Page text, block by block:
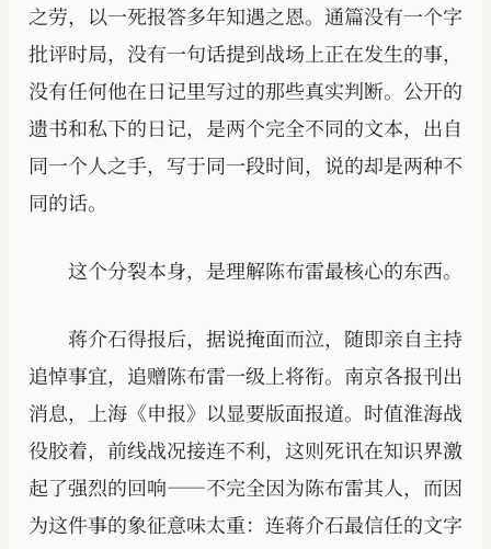
之劳，以一死报答多年知遇之恩。通篇没有一个字
批评时局，没有一句话提到战场上正在发生的事，
没有任何他在日记里写过的那些真实判断。公开的
遗书和私下的日记，是两个完全不同的文本，出自
同一个人之手，写于同一段时间，说的却是两种不
同的话。
这个分裂本身，是理解陈布雷最核心的东西。
蒋介石得报后，据说掩面而泣，随即亲自主持
追悼事宜，追赠陈布雷一级上将衔。南京各报刊出
消息，上海《申报》以显要版面报道。时值淮海战
役胶着，前线战况接连不利，这则死讯在知识界激
起了强烈的回响——不完全因为陈布雷其人，而因
为这件事的象征意味太重：连蒋介石最信任的文字